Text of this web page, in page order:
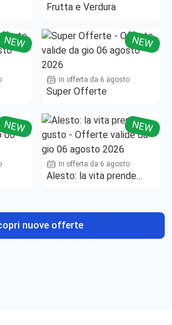
Frutta e Verdura
NEW NEW
In offerta da 6 agosto
Super Offerte
NEW NEW
In offerta da 6 agosto
Alesto: la vita prende
nuove offerte